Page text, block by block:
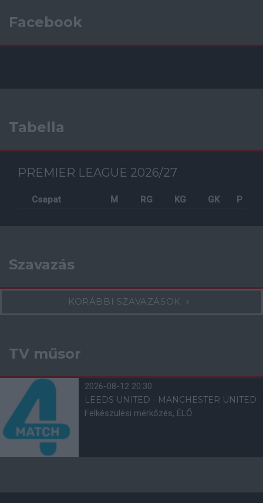
Facebook
Tabella
PREMIER LEAGUE 2026/27
Csapat M RG KG GK P
Szavazás
KORÁBBI SZAVAZÁSOK
TV műsor
2026-08-12 20:30
LEEDS UNITED - MANCHESTER UNITED
Felkészülési mérkőzés, ÉLŐ